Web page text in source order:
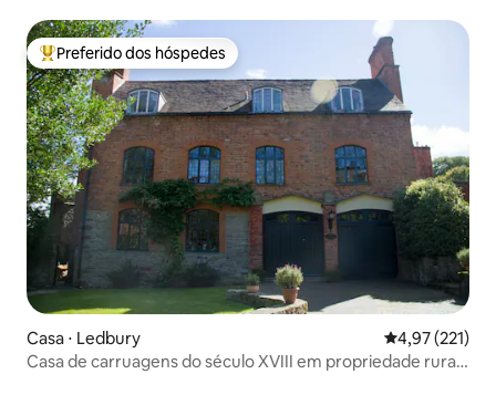
Entre os melhores preferidos dos hóspedes
Preferido dos hóspedes
Casa ⋅ Ledbury 4,97 de uma
4,97 (221)
Casa de carruagens do século XVIII em propriedade rural